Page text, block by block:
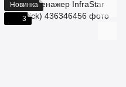
Новинка
3